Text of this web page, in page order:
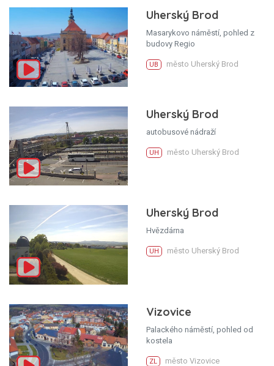
Uherský Brod
Masarykovo náměstí, pohled z
budovy Regio
UB město Uherský Brod
Uherský Brod
autobusové nádraží
UH město Uherský Brod
Uherský Brod
Hvězdárna
UH město Uherský Brod
Vizovice
Palackého náměstí, pohled od
kostela
ZL město Vizovice